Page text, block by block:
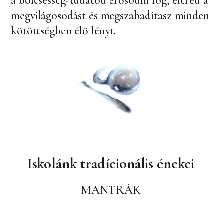
megvilágosodást és megszabadítasz minden
kötöttségben élő lényt.
Iskolánk tradícionális énekei
MANTRÁK